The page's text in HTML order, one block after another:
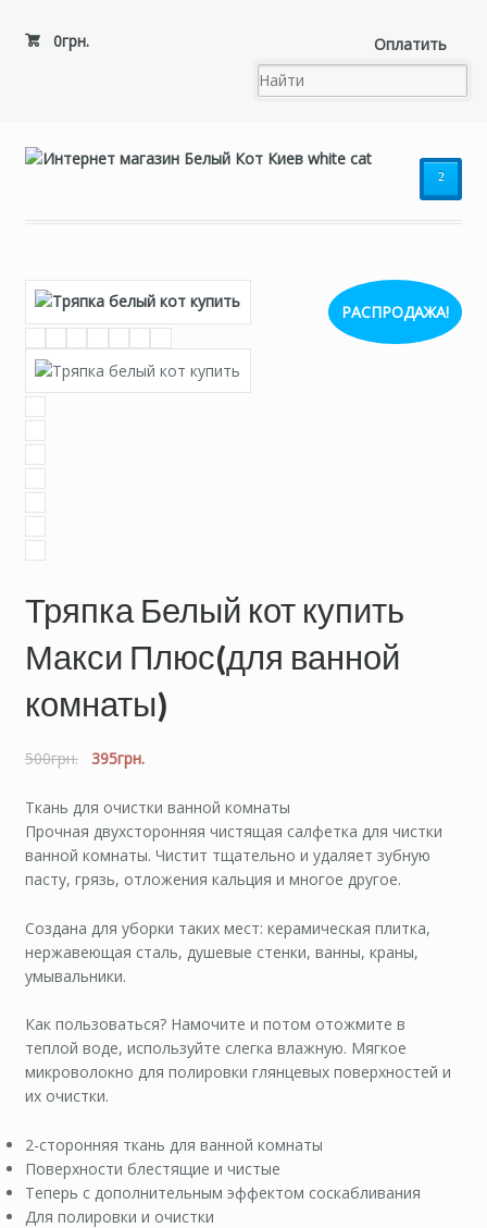
0грн. Оплатить
²
РАСПРОДАЖА!
Тряпка Белый кот купить
Макси Плюс(для ванной
комнаты)
500грн. 395грн.
Ткань для очистки ванной комнаты
Прочная двухсторонняя чистящая салфетка для чистки
ванной комнаты. Чистит тщательно и удаляет зубную
пасту, грязь, отложения кальция и многое другое.
Создана для уборки таких мест: керамическая плитка,
нержавеющая сталь, душевые стенки, ванны, краны,
умывальники.
Как пользоваться? Намочите и потом отожмите в
теплой воде, используйте слегка влажную. Мягкое
микроволокно для полировки глянцевых поверхностей и
их очистки.
2-сторонняя ткань для ванной комнаты
Поверхности блестящие и чистые
Теперь с дополнительным эффектом соскабливания
Для полировки и очистки